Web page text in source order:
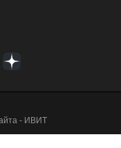
- ИВИТ